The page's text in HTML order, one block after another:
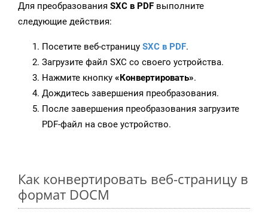
Для преобразования SXC в PDF выполните
следующие действия:
Посетите веб-страницу SXC в PDF.
Загрузите файл SXC со своего устройства.
Нажмите кнопку «Конвертировать».
Дождитесь завершения преобразования.
После завершения преобразования загрузите
PDF-файл на свое устройство.
Как конвертировать веб-страницу в
формат DOCM